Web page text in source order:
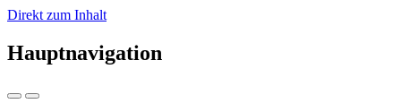
Direkt zum Inhalt
Hauptnavigation